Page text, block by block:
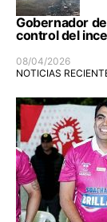
Gobernador
control del
08/04/2026
NOTICIAS